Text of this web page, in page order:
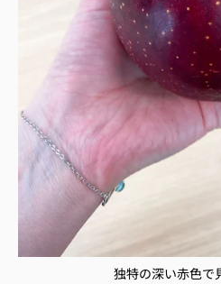
独特の深い赤色で